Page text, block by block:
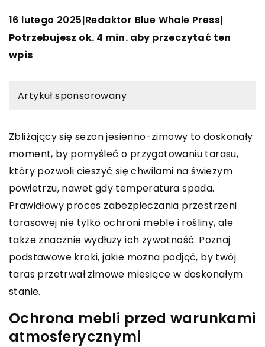
16 lutego 2025|Redaktor Blue Whale Press|
Potrzebujesz ok. 4 min. aby przeczytać ten
wpis
Artykuł sponsorowany
Zbliżający się sezon jesienno-zimowy to doskonały
moment, by pomyśleć o przygotowaniu tarasu,
który pozwoli cieszyć się chwilami na świeżym
powietrzu, nawet gdy temperatura spada.
Prawidłowy proces zabezpieczania przestrzeni
tarasowej nie tylko ochroni meble i rośliny, ale
także znacznie wydłuży ich żywotność. Poznaj
podstawowe kroki, jakie można podjąć, by twój
taras przetrwał zimowe miesiące w doskonałym
stanie.
Ochrona mebli przed warunkami
atmosferycznymi